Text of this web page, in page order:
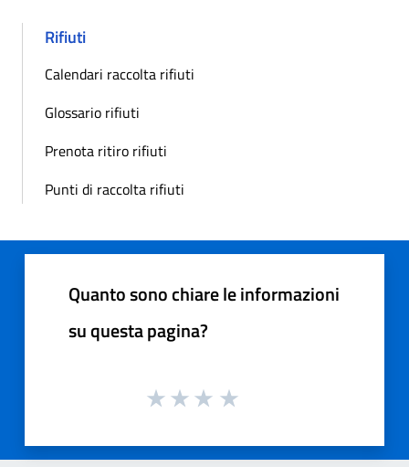
Rifiuti
Calendari raccolta rifiuti
Glossario rifiuti
Prenota ritiro rifiuti
Punti di raccolta rifiuti
Quanto sono chiare le informazioni
su questa pagina?